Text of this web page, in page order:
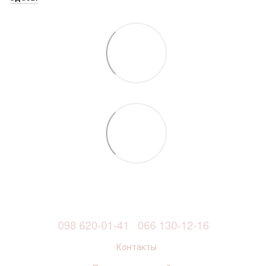
098 620-01-41 066 130-12-16
Контакты